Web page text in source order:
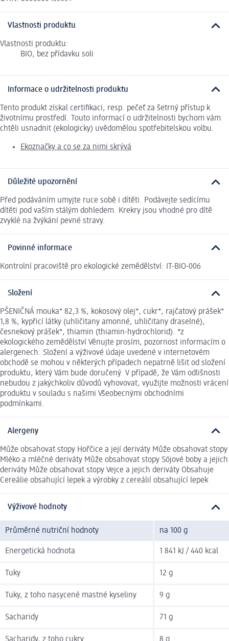
Vlastnosti produktu
Vlastnosti produktu:
BIO, bez přídavku soli
Informace o udržitelnosti produktu
Tento produkt získal certifikaci, resp. pečeť za šetrný přístup k
životnímu prostředí. Touto informací o udržitelnosti bychom vám
chtěli usnadnit (ekologicky) uvědomělou spotřebitelskou volbu.
Ekoznačky a co se za nimi skrývá
Důležité upozornění
Před podáváním umyjte ruce sobě i dítěti. Podávejte sedícímu
dítěti pod vaším stálým dohledem. Krekry jsou vhodné pro dítě
zvyklé na žvýkání pevné stravy.
Povinné informace
Kontrolní pracoviště pro ekologické zemědělství: IT-BIO-006
Složení
PŠENIČNÁ mouka* 82,3 %, kokosový olej*, cukr*, rajčatový prášek*
1,8 %, kypřicí látky (uhličitany amonné, uhličitany draselné),
česnekový prášek*, thiamin (thiamin-hydrochlorid). *z
ekologického zemědělství Věnujte prosím, pozornost informacím o
alergenech. Složení a výživové údaje uvedené v internetovém
obchodě se mohou v některých případech nepatrně lišit od složení
produktu, který Vám bude doručený. V případě, že Vám odlišnosti
nebudou z jakýchkoliv důvodů vyhovovat, využijte možnosti vrácení
produktu v souladu s našimi Všeobecnými obchodními
podmínkami.
Alergeny
Může obsahovat stopy Hořčice a její deriváty Může obsahovat stopy
Mléko a mléčné deriváty Může obsahovat stopy Sójové boby a jejich
deriváty Může obsahovat stopy Vejce a jejich deriváty Obsahuje
Cereálie obsahující lepek a výrobky z cereálií obsahující lepek
Výživové hodnoty
Průměrné nutriční hodnoty na 100 g
Energetická hodnota 1 841 kJ / 440 kcal
Tuky 12 g
Tuky, z toho nasycené mastné kyseliny 9 g
Sacharidy 71 g